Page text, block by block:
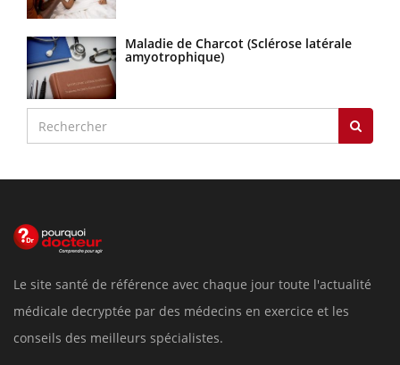
Maladie de Charcot (Sclérose latérale
amyotrophique)
Le site santé de référence avec chaque jour toute l'actualité
médicale decryptée par des médecins en exercice et les
conseils des meilleurs spécialistes.